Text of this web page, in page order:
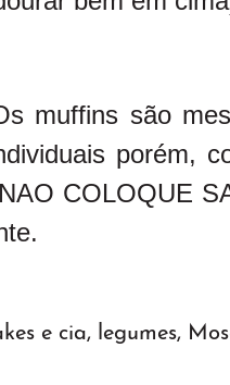
muffins são
porém,
COLOQUE
e cia, legumes,